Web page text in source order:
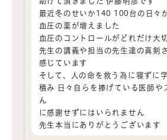
最近冬のせいか140 100台の日々
血圧の薬が増えました
血圧のコントロールがどれだけ大
先生の講義や担当の先生達の真剣
感じています
そして、人の命を救う為に寝ずに
積み 日々自らを捧げている医師や
ん
に感謝せずにはいられません
先生本当にありがとうございます